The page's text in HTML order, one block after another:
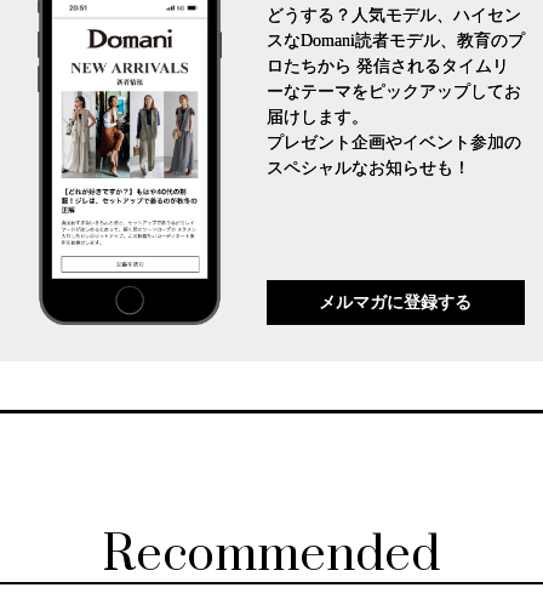
どうする？人気モデル、ハイセン
スなDomani読者モデル、教育のプ
ロたちから 発信されるタイムリ
ーなテーマをピックアップしてお
届けします。
プレゼント企画やイベント参加の
スペシャルなお知らせも！
メルマガに登録する
Recommended